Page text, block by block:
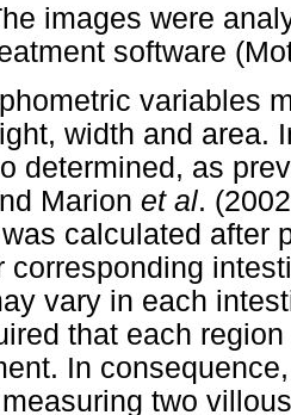
images were
software
variables
width and area.
determined, as
Marion et al.
calculated after
corresponding
vary in each
that each
In
two